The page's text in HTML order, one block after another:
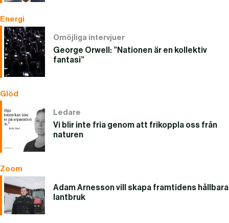
Energi
Omöjliga intervjuer
George Orwell: ”Nationen är en kollektiv
fantasi”
Glöd
Ledare
Vi blir inte fria genom att frikoppla oss från
naturen
Zoom
Adam Arnesson vill skapa framtidens hållbara
lantbruk